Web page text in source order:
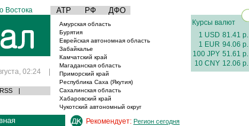
Востока АТР РФ ДФО
02:24 |
RSS |
Амурская область
Бурятия
Еврейская автономная область
Забайкалье
Камчатский край
Магаданская область
Приморский край
Республика Саха (Якутия)
Сахалинская область
Хабаровский край
Чукотский автономный округ
Курсы валют
1 USD 81.41 р.
1 EUR 94.06 р.
100 JPY 51.61 р.
10 CNY 12.06 р.
Рекомендует: Регион сегодня